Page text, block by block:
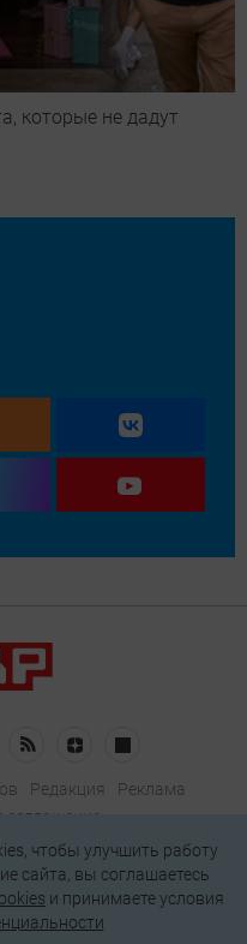
которые не дадут
Редакция
Реклама
соглашение
рассылку
чтобы улучшить работу
сайта, вы соглашаетесь
и принимаете условия